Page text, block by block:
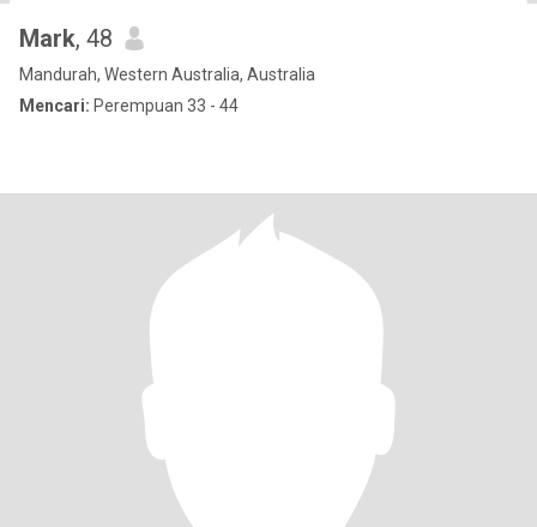
Mark, 48
Mandurah, Western Australia, Australia
Mencari: Perempuan 33 - 44